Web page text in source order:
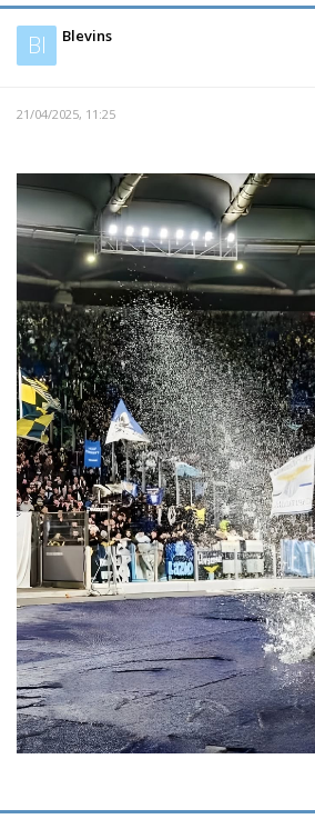
Bl Blevins
21/04/2025, 11:25